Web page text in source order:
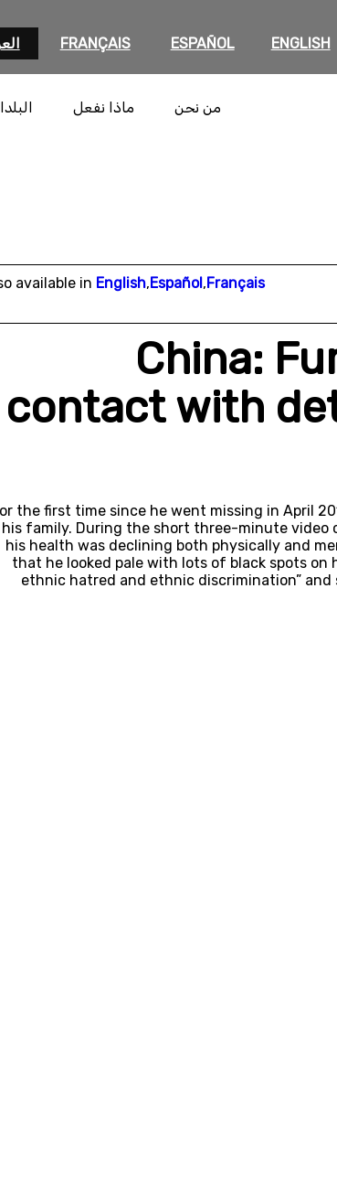
ENGLISH
ESPAÑOL
FRANÇAIS
من نحن ماذا نفعل
available in English,Español,Français
China:
contact with
the first time since he went missing in April
his family. During the short three-minute video
his health was declining both physically and
that he looked pale with lots of black spots
ethnic hatred and ethnic discrimination” and